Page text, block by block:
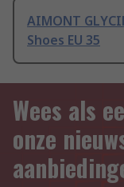
AIMONT
Shoes EU 35
Wees als
onze